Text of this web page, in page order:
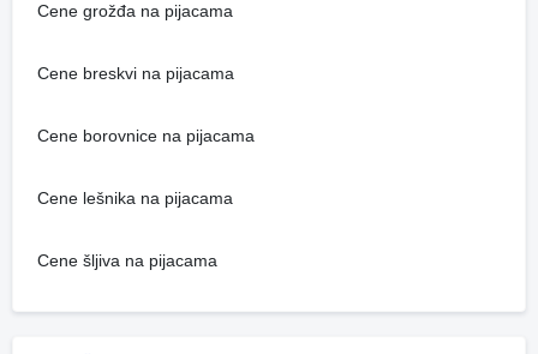
Cene grožđa na pijacama
Cene breskvi na pijacama
Cene borovnice na pijacama
Cene lešnika na pijacama
Cene šljiva na pijacama